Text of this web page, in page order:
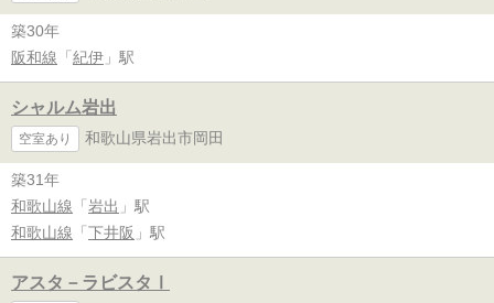
築30年
阪和線 「 紀伊 」駅
シャルム岩出
空室あり 和歌山県岩出市岡田
築31年
和歌山線 「 岩出 」駅
和歌山線 「 下井阪 」駅
アスタ－ラビスタⅠ